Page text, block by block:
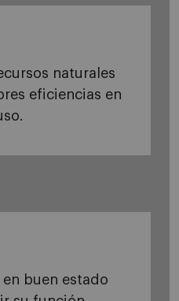
naturales
eficiencias en
buen estado